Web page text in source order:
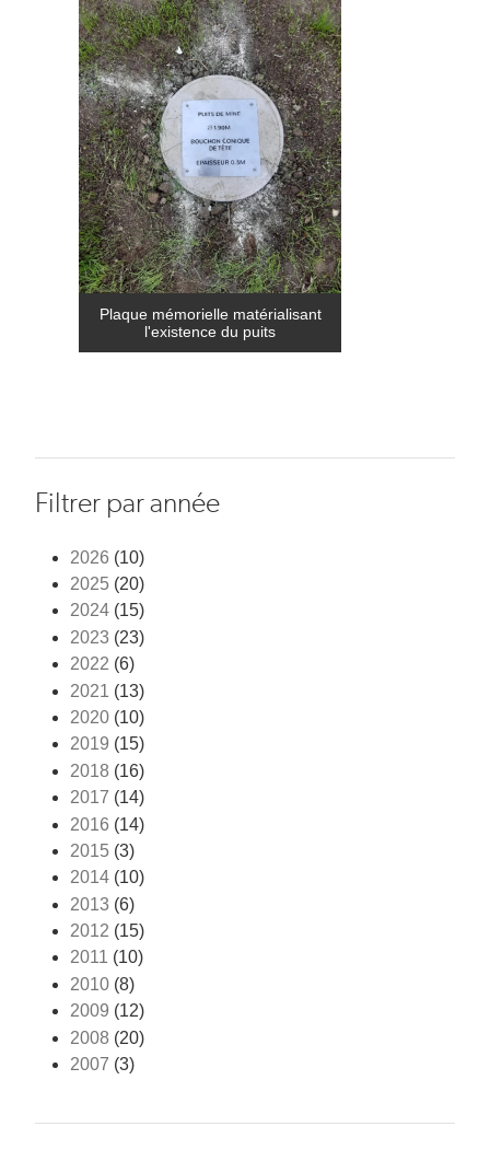
Plaque mémorielle matérialisant
l'existence du puits
Filtrer par année
2026 (10)
2025 (20)
2024 (15)
2023 (23)
2022 (6)
2021 (13)
2020 (10)
2019 (15)
2018 (16)
2017 (14)
2016 (14)
2015 (3)
2014 (10)
2013 (6)
2012 (15)
2011 (10)
2010 (8)
2009 (12)
2008 (20)
2007 (3)